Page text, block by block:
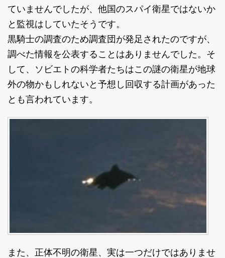
ていませんでしたが、他国のスパイ衛星ではないか
と監視はしていたそうです。
黒騎士の調査のため調査団が発足されたのですが、
調べた情報を公表することはありませんでした。そ
して、ソビエトの科学者たちはこの謎の衛星が地球
外の物かもしれないと予想し回収する計画があった
とも言われています。
また、正体不明の衛星、実は一つだけではありませ